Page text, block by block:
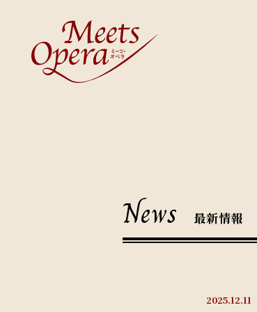
News 最新情報
2025.12.11